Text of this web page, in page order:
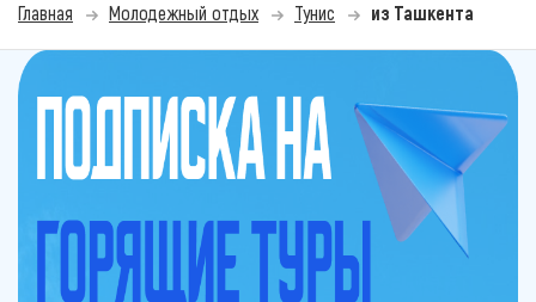
Главная Молодежный отдых Тунис из Ташкента